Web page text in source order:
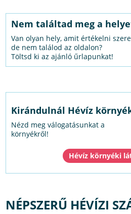
Nem találtad meg a
Van olyan hely, amit értékelni
de nem találod az oldalon?
Töltsd ki az ajánló űrlapunkat!
Kirándulnál Hévíz
Nézd meg válogatásunkat a
környékről!
Hévíz környéki
NÉPSZERŰ HÉVÍZI